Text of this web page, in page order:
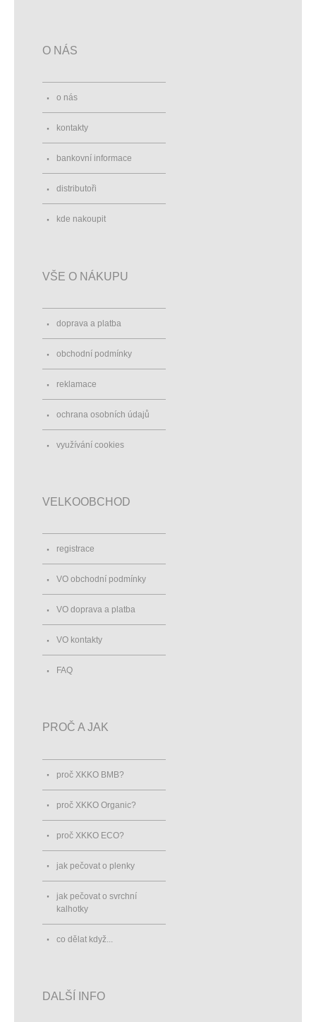
O NÁS
o nás
kontakty
bankovní informace
distributoři
kde nakoupit
VŠE O NÁKUPU
doprava a platba
obchodní podmínky
reklamace
ochrana osobních údajů
využívání cookies
VELKOOBCHOD
registrace
VO obchodní podmínky
VO doprava a platba
VO kontakty
FAQ
PROČ A JAK
proč XKKO BMB?
proč XKKO Organic?
proč XKKO ECO?
jak pečovat o plenky
jak pečovat o svrchní
kalhotky
co dělat když...
DALŠÍ INFO